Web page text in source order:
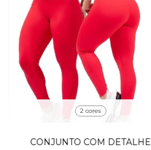
2 cores
CONJUNTO COM DETALHE